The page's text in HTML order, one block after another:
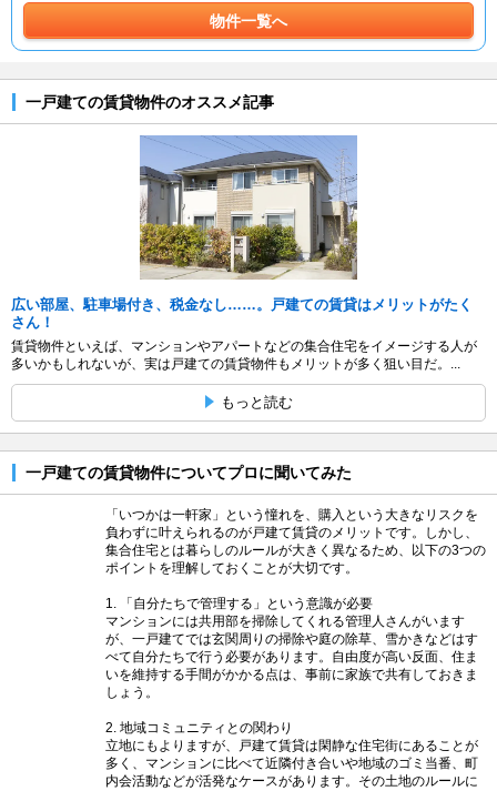
物件一覧へ
一戸建ての賃貸物件のオススメ記事
広い部屋、駐車場付き、税金なし……。戸建ての賃貸はメリットがたく
さん！
賃貸物件といえば、マンションやアパートなどの集合住宅をイメージする人が
多いかもしれないが、実は戸建ての賃貸物件もメリットが多く狙い目だ。...
もっと読む
一戸建ての賃貸物件についてプロに聞いてみた
「いつかは一軒家」という憧れを、購入という大きなリスクを
負わずに叶えられるのが戸建て賃貸のメリットです。しかし、
集合住宅とは暮らしのルールが大きく異なるため、以下の3つの
ポイントを理解しておくことが大切です。
1. 「自分たちで管理する」という意識が必要
マンションには共用部を掃除してくれる管理人さんがいます
が、一戸建てでは玄関周りの掃除や庭の除草、雪かきなどはす
べて自分たちで行う必要があります。自由度が高い反面、住ま
いを維持する手間がかかる点は、事前に家族で共有しておきま
しょう。
2. 地域コミュニティとの関わり
立地にもよりますが、戸建て賃貸は閑静な住宅街にあることが
多く、マンションに比べて近隣付き合いや地域のゴミ当番、町
内会活動などが活発なケースがあります。その土地のルールに